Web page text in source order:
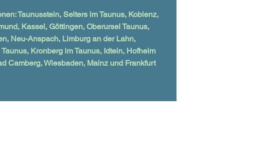
Taunusstein, Selters im Taunus, Koblenz,
Kassel, Göttingen, Oberursel Taunus,
Neu-Anspach, Limburg an der Lahn,
Kronberg im Taunus, Idtein, Hofheim
Camberg, Wiesbaden, Mainz und Frankfurt